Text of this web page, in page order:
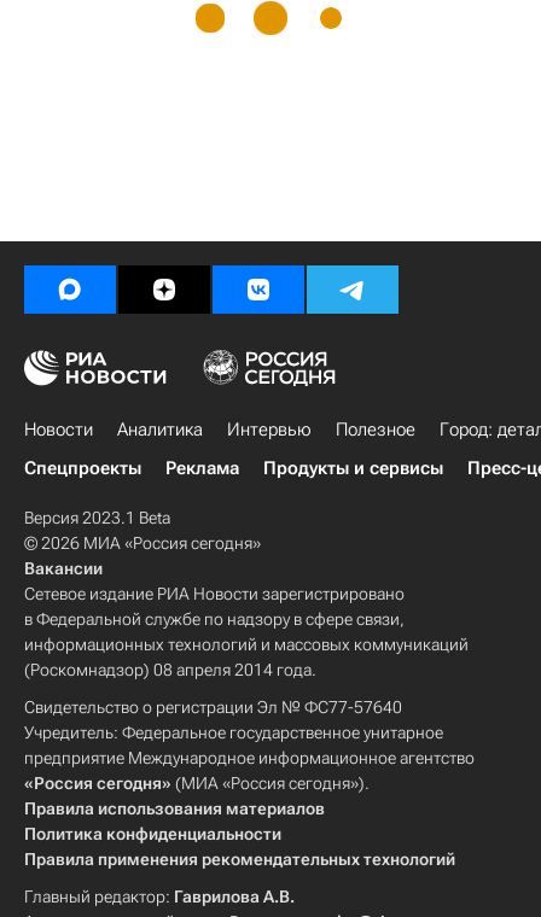
Новости Аналитика Интервью Полезное
Город:
Спецпроекты
Реклама Продукты и сервисы Пресс-
Версия 2023.1 Beta
© 2026 МИА «Россия сегодня»
Вакансии
Сетевое издание РИА Новости зарегистрировано
в Федеральной службе по надзору в сфере связи,
информационных технологий и массовых коммуникаций
(Роскомнадзор) 08 апреля 2014 года.
Свидетельство о регистрации Эл № ФС77-57640
Учредитель: Федеральное государственное унитарное
предприятие Международное информационное агентство
«Россия сегодня» (МИА «Россия сегодня»).
Правила использования материалов
Политика конфиденциальности
Правила применения рекомендательных технологий
Главный редактор: Гаврилова А.В.